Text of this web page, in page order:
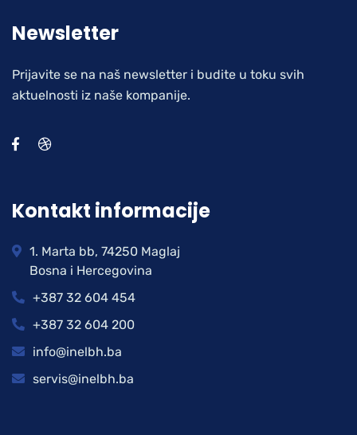
Newsletter
Prijavite se na naš newsletter i budite u toku svih
aktuelnosti iz naše kompanije.
Kontakt informacije
1. Marta bb, 74250 Maglaj
Bosna i Hercegovina
+387 32 604 454
+387 32 604 200
info@inelbh.ba
servis@inelbh.ba